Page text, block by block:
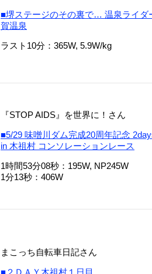
■堺ステージのその裏で… 温泉ライダ
賀温泉
ラスト10分：365W, 5.9W/kg
『STOP AIDS』を世界に！さん
■5/29 味噌川ダム完成20周年記念
in 木祖村 コンソレーションレース
1時間53分08秒：195W, NP245W
1分13秒：406W
まこっち自転車日記さん
■２ＤＡＹ木祖村１日目